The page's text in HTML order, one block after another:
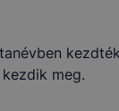
meg.